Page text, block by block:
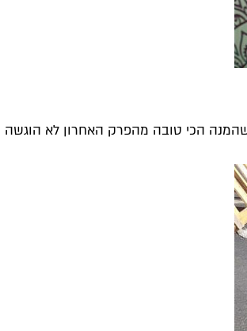
הכי טובה מהפרק האחרון לא הוגשה